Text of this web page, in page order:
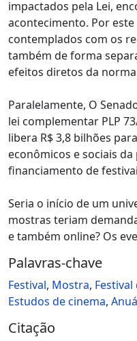
impactados pela Lei,
acontecimento. Por
contemplados com os
também de forma
efeitos diretos da
Paralelamente, O
lei complementar PLP
libera R$ 3,8 bilhões
econômicos e sociais
financiamento de
Seria o início de um
mostras teriam
e também online? Os
Palavras-chave
Festival, Mostra,
Estudos de cinema,
Citação